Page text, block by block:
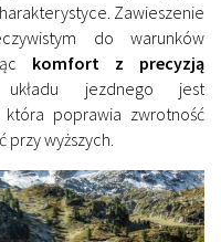
Zawieszenie
do warunków
komfort z precyzją
układu jezdnego jest
która poprawia zwrotność
przy wyższych.